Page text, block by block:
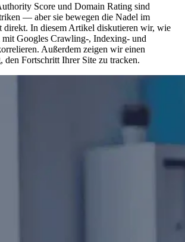
Score und Domain Rating sind
— aber sie bewegen die Nadel im
direkt. In diesem Artikel diskutieren wir, wie
Googles Crawling-, Indexing- und
Außerdem zeigen wir einen
den Fortschritt Ihrer Site zu tracken.